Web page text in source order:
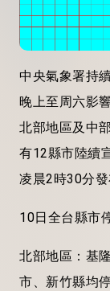
中央氣象署持
晚上至周六影
北部地區及中
有12縣市陸續
凌晨2時30分發
10日全台縣市
北部地區：基
市、新竹縣均